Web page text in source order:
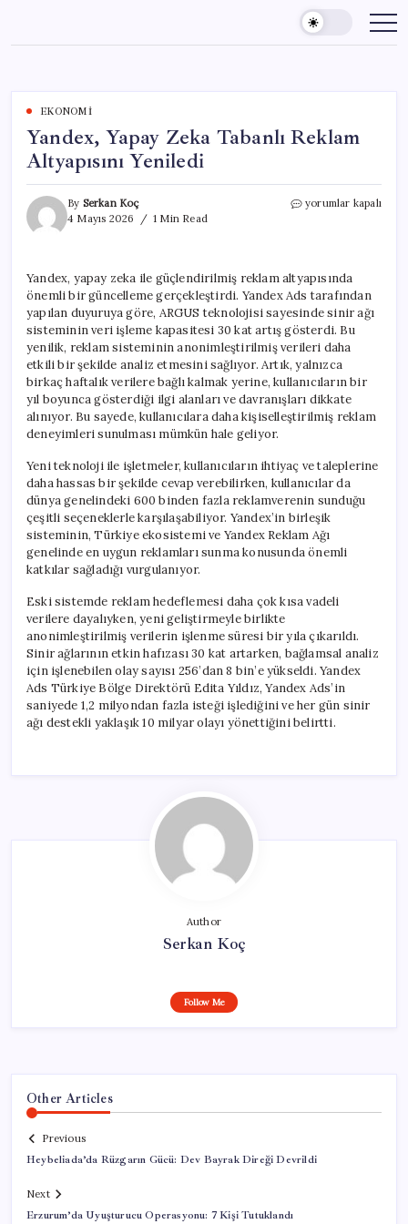
content
EKONOMI
Yandex, Yapay Zeka Tabanlı Reklam
Altyapısını Yeniledi
By Serkan Koç
4 Mayıs 2026
1 Min Read
Yandex,
Altyapısını
Yeniledi
için
yorumlar kapalı
Yandex, yapay zeka ile güçlendirilmiş reklam altyapısında
önemli bir güncelleme gerçekleştirdi. Yandex Ads tarafından
yapılan duyuruya göre, ARGUS teknolojisi sayesinde sinir ağı
sisteminin veri işleme kapasitesi 30 kat artış gösterdi. Bu
yenilik, reklam sisteminin anonimleştirilmiş verileri daha
etkili bir şekilde analiz etmesini sağlıyor. Artık, yalnızca
birkaç haftalık verilere bağlı kalmak yerine, kullanıcıların bir
yıl boyunca gösterdiği ilgi alanları ve davranışları dikkate
alınıyor. Bu sayede, kullanıcılara daha kişiselleştirilmiş reklam
deneyimleri sunulması mümkün hale geliyor.
Yeni teknoloji ile işletmeler, kullanıcıların ihtiyaç ve taleplerine
daha hassas bir şekilde cevap verebilirken, kullanıcılar da
dünya genelindeki 600 binden fazla reklamverenin sunduğu
çeşitli seçeneklerle karşılaşabiliyor. Yandex’in birleşik
sisteminin, Türkiye ekosistemi ve Yandex Reklam Ağı
genelinde en uygun reklamları sunma konusunda önemli
katkılar sağladığı vurgulanıyor.
Eski sistemde reklam hedeflemesi daha çok kısa vadeli
verilere dayalıyken, yeni geliştirmeyle birlikte
anonimleştirilmiş verilerin işlenme süresi bir yıla çıkarıldı.
Sinir ağlarının etkin hafızası 30 kat artarken, bağlamsal analiz
için işlenebilen olay sayısı 256’dan 8 bin’e yükseldi. Yandex
Ads Türkiye Bölge Direktörü Edita Yıldız, Yandex Ads’in
saniyede 1,2 milyondan fazla isteği işlediğini ve her gün sinir
ağı destekli yaklaşık 10 milyar olayı yönettiğini belirtti.
Author
Serkan Koç
Follow Me
Other Articles
Previous
Heybeliada’da Rüzgarın Gücü: Dev Bayrak Direği Devrildi
Next
Erzurum’da Uyuşturucu Operasyonu: 7 Kişi Tutuklandı